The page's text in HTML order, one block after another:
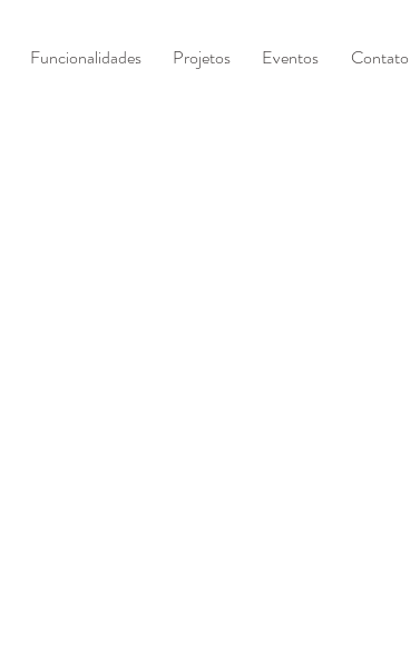
Funcionalidades Projetos Eventos Contato